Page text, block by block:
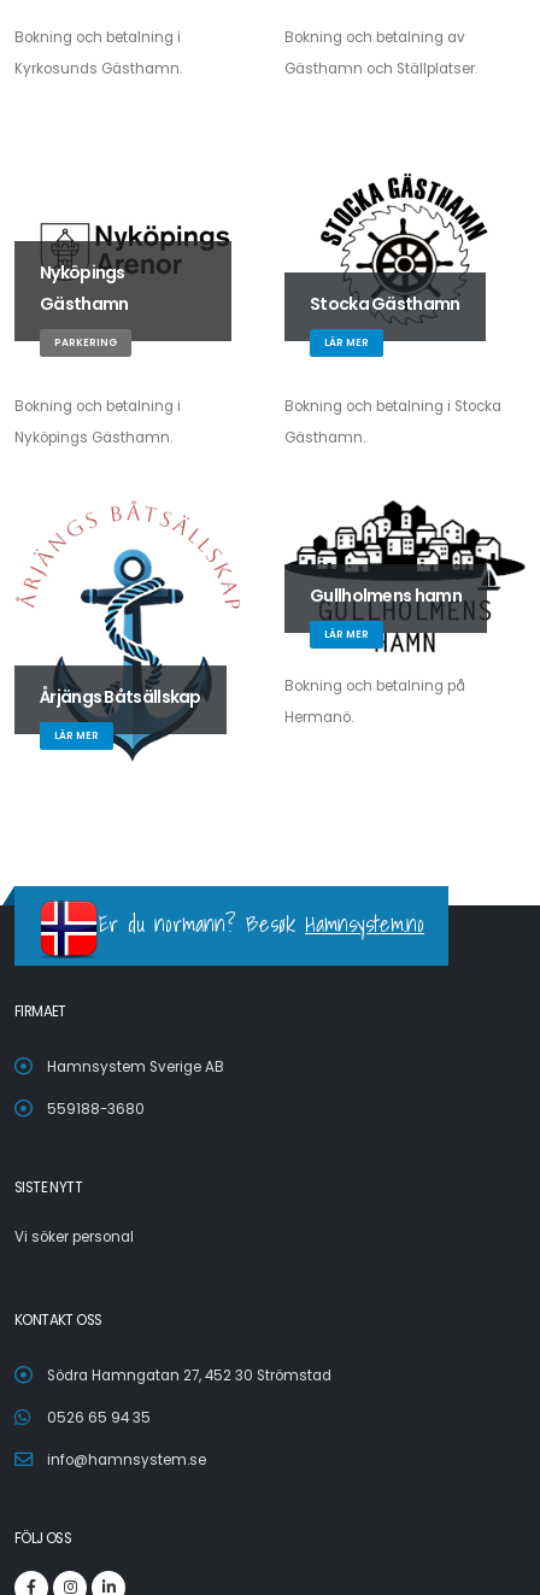
Bokning och betalning i
Kyrkosunds Gästhamn.
Bokning och betalning av
Gästhamn och Ställplatser.
Nyköpings
Gästhamn
PARKERING
Bokning och betalning i
Nyköpings Gästhamn.
Stocka Gästhamn
LÄR MER
Bokning och betalning i Stocka
Gästhamn.
Årjängs Båtsällskap
LÄR MER
Gullholmens hamn
LÄR MER
Bokning och betalning på
Hermanö.
Er du normann? Besøk Hamnsystem.no
FIRMAET
Hamnsystem Sverige AB
559188-3680
SISTE NYTT
Vi söker personal
KONTAKT OSS
Södra Hamngatan 27, 452 30 Strömstad
0526 65 94 35
info@hamnsystem.se
FÖLJ OSS